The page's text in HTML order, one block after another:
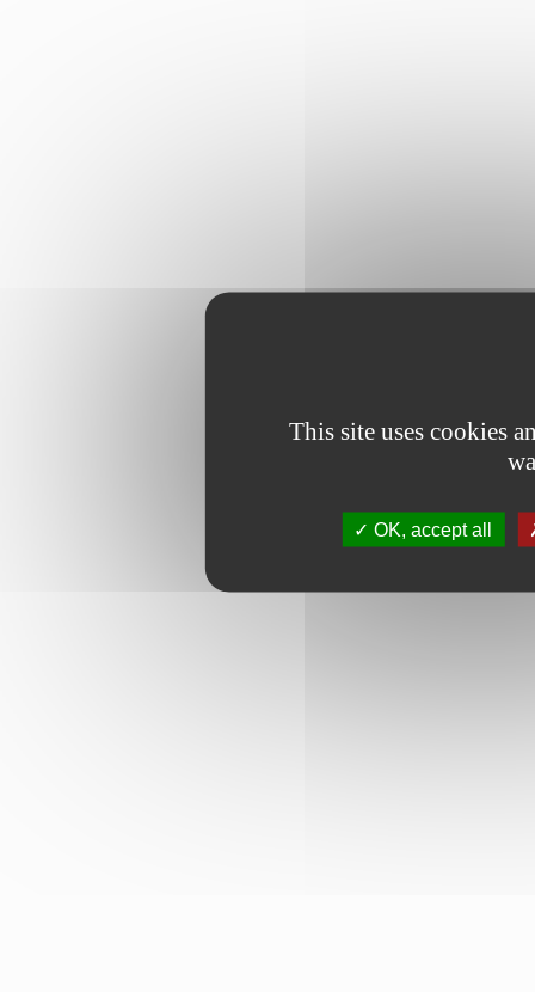
This site uses cookies
OK, accept all